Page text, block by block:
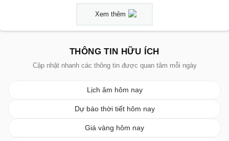
Xem thêm
THÔNG TIN HỮU ÍCH
Cập nhật nhanh các thông tin được quan tâm mỗi ngày
Lịch âm hôm nay
Dự báo thời tiết hôm nay
Giá vàng hôm nay